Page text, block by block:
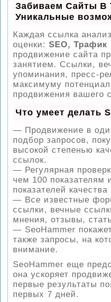
Забиваем Сайты
Уникальные
Каждая ссылка
оценки: SEO, Трафик
продвижение сайта
занятием. Ссылки,
упоминания, пресс-
максимуму
продвижения вашего
Что умеет делать
— Продвижение в
подбор запросов,
высокой степенью
ссылок.
— Регулярная
чем 100 показателям
показателей качества
— Все известные
ссылки, вечные
мнения, отзывы,
— SeoHammer
также запросы, на
внимание.
SeoHammer еще
она ускоряет
первые результаты
первых 7 дней.